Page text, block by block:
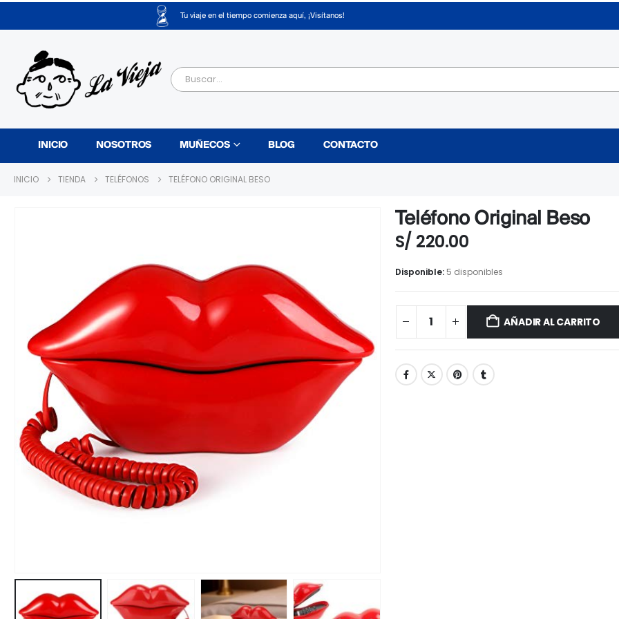
Tu viaje en el tiempo comienza aquí, ¡Visítanos!
INICIO NOSOTROS MUÑECOS BLOG CONTACTO
INICIO TIENDA TELÉFONOS TELÉFONO ORIGINAL BESO
Teléfono Original Beso
S/ 220.00
Disponible: 5 disponibles
AÑADIR AL CARRITO